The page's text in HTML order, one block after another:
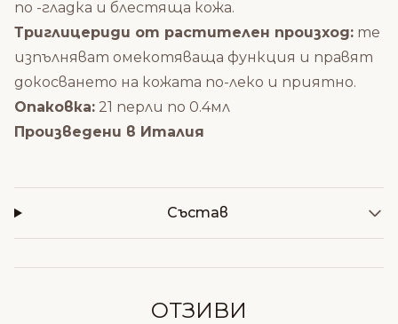
по -гладка и блестяща кожа.
Триглицериди от растителен произход: те
изпълняват омекотяваща функция и правят
докосването на кожата по-леко и приятно.
Опаковка: 21 перли по 0.4мл
Произведени в Италия
Състав
ОТЗИВИ